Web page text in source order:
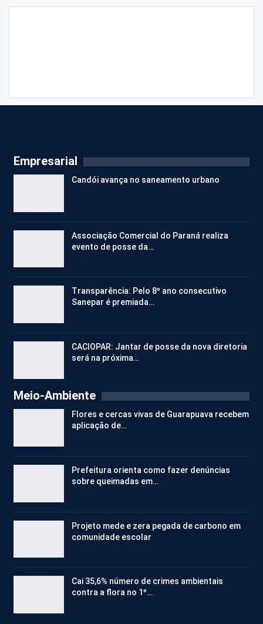
Empresarial
Candói avança no saneamento urbano
Associação Comercial do Paraná realiza
evento de posse da…
Transparência: Pelo 8º ano consecutivo
Sanepar é premiada…
CACIOPAR: Jantar de posse da nova diretoria
será na próxima…
Meio-Ambiente
Flores e cercas vivas de Guarapuava recebem
aplicação de…
Prefeitura orienta como fazer denúncias
sobre queimadas em…
Projeto mede e zera pegada de carbono em
comunidade escolar
Cai 35,6% número de crimes ambientais
contra a flora no 1º…